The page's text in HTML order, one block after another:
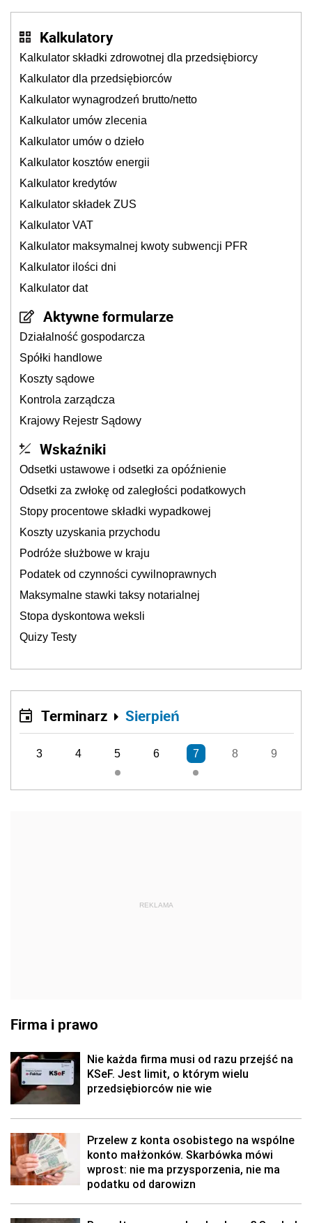
Kalkulatory
Kalkulator składki zdrowotnej dla przedsiębiorcy
Kalkulator dla przedsiębiorców
Kalkulator wynagrodzeń brutto/netto
Kalkulator umów zlecenia
Kalkulator umów o dzieło
Kalkulator kosztów energii
Kalkulator kredytów
Kalkulator składek ZUS
Kalkulator VAT
Kalkulator maksymalnej kwoty subwencji PFR
Kalkulator ilości dni
Kalkulator dat
Aktywne formularze
Działalność gospodarcza
Spółki handlowe
Koszty sądowe
Kontrola zarządcza
Krajowy Rejestr Sądowy
Wskaźniki
Odsetki ustawowe i odsetki za opóźnienie
Odsetki za zwłokę od zaległości podatkowych
Stopy procentowe składki wypadkowej
Koszty uzyskania przychodu
Podróże służbowe w kraju
Podatek od czynności cywilnoprawnych
Maksymalne stawki taksy notarialnej
Stopa dyskontowa weksli
Quizy Testy
Terminarz Sierpień
3 4 5 6 7 8 9
REKLAMA
Firma i prawo
Nie każda firma musi od razu przejść na
KSeF. Jest limit, o którym wielu
przedsiębiorców nie wie
Przelew z konta osobistego na wspólne
konto małżonków. Skarbówka mówi
wprost: nie ma przysporzenia, nie ma
podatku od darowizn